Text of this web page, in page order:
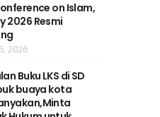
on Islam,
2026 Resmi
2026
Buku LKS di SD
buaya kota